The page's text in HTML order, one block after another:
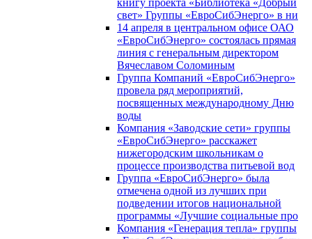
книгу проекта «Библиотека «Добрый
свет» Группы «ЕвроСибЭнерго» в ни
14 апреля в центральном офисе ОАО
«ЕвроСибЭнерго» состоялась прямая
линия с генеральным директором
Вячеславом Соломиным
Группа Компаний «ЕвроСибЭнерго»
провела ряд мероприятий,
посвященных международному Дню
воды
Компания «Заводские сети» группы
«ЕвроСибЭнерго» расскажет
нижегородским школьникам о
процессе производства питьевой вод
Группа «ЕвроСибЭнерго» была
отмечена одной из лучших при
подведении итогов национальной
программы «Лучшие социальные про
Компания «Генерация тепла» группы